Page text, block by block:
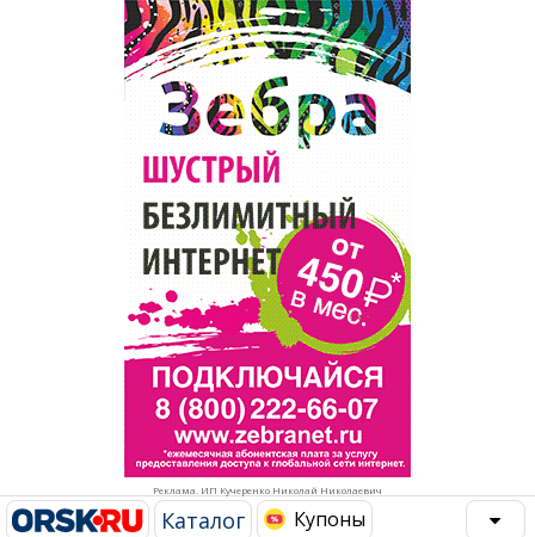
Реклама. ИП Кучеренко Николай Николаевич
Каталог Купоны
Рестораны, кафе, бары
Развлечения и отдых
Спорт Фитнес
Недвижимость
Красота Косметология
Торговля
Бизнес и финансы
Юристы, Экспертиза, Страхование
Ремонт
Социальные организации
Это интересно
Администрация
Популярное →